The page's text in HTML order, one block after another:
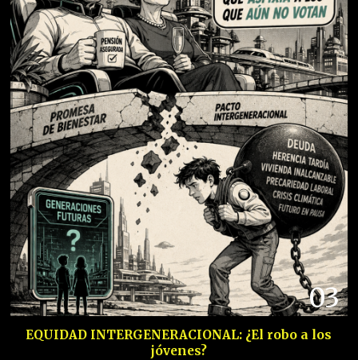
03
EQUIDAD INTERGENERACIONAL: ¿El robo a los
jóvenes?